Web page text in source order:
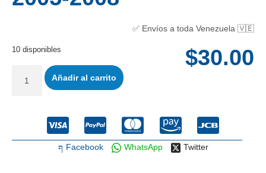
✅ Envíos a toda Venezuela 🇻🇪
$30.00
10 disponibles
Añadir al carrito
Facebook WhatsApp Twitter